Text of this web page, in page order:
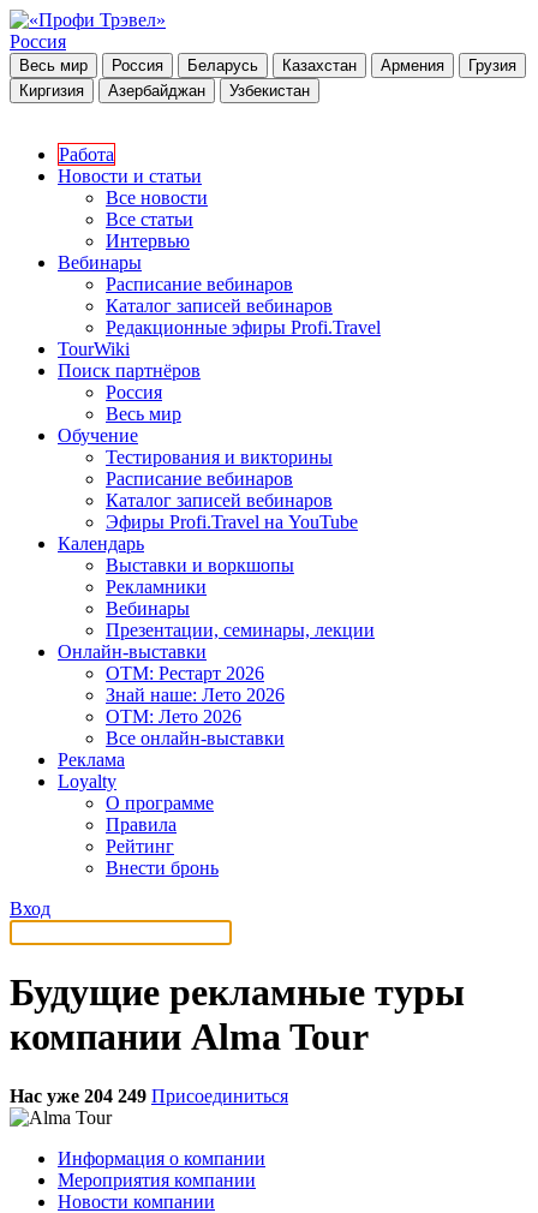
Россия
Весь мир Россия Беларусь Казахстан Армения
Грузия
Киргизия
Азербайджан Узбекистан
Работа
Новости и статьи
Все новости
Все статьи
Интервью
Вебинары
Расписание вебинаров
Каталог записей вебинаров
Редакционные эфиры Profi.Travel
TourWiki
Поиск партнёров
Россия
Весь мир
Обучение
Тестирования и викторины
Расписание вебинаров
Каталог записей вебинаров
Эфиры Profi.Travel на YouTube
Календарь
Выставки и воркшопы
Рекламники
Вебинары
Презентации, семинары, лекции
Онлайн-выставки
OTM: Рестарт 2026
Знай наше: Лето 2026
OTM: Лето 2026
Все онлайн-выставки
Реклама
Loyalty
О программе
Правила
Рейтинг
Внести бронь
Вход
Будущие рекламные туры
компании Alma Tour
Нас уже 204 249 Присоединиться
Информация о компании
Мероприятия компании
Новости компании